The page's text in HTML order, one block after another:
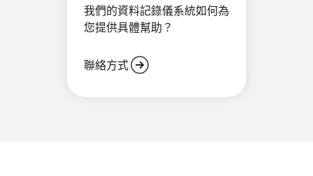
Sekundär-/Nachtrocknung:
In der Sekundärtrocknung wird abschließend das stark
Temperatur auf über +50 °C in Wasserdampf
umgewandelt, um den Wassergehalt auf 0,5 – 3 % zu
我們的資料記錄儀系統如何為
您提供具體幫助？
聯絡方式